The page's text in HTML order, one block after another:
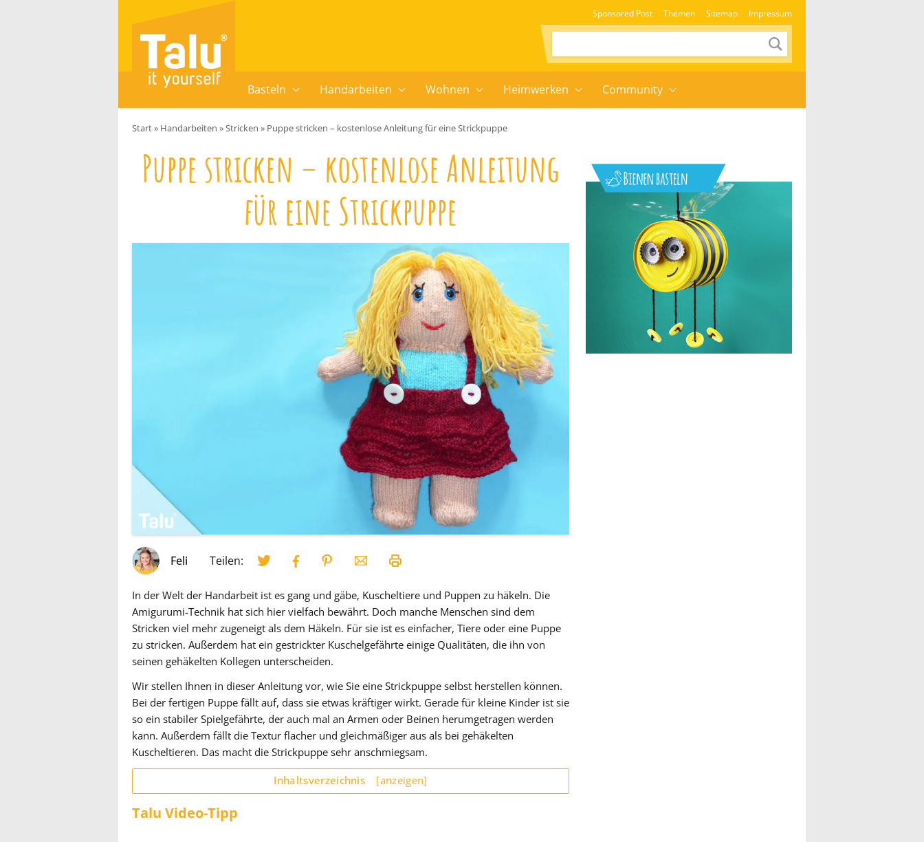
Sponsored Post Themen Sitemap Impressum
Basteln Handarbeiten Wohnen Heimwerken Community
Start» Handarbeiten »Stricken » Puppe stricken – kostenlose Anleitung für eine Strickpuppe
Puppe stricken – kostenlose Anleitung
für eine Strickpuppe
Feli Teilen:
In der Welt der Handarbeit ist es gang und gäbe, Kuscheltiere und Puppen zu häkeln. Die
Amigurumi-Technik hat sich hier vielfach bewährt. Doch manche Menschen sind dem
Stricken viel mehr zugeneigt als dem Häkeln. Für sie ist es einfacher, Tiere oder eine Puppe
zu stricken. Außerdem hat ein gestrickter Kuschelgefährte einige Qualitäten, die ihn von
seinen gehäkelten Kollegen unterscheiden.
Wir stellen Ihnen in dieser Anleitung vor, wie Sie eine Strickpuppe selbst herstellen können.
Bei der fertigen Puppe fällt auf, dass sie etwas kräftiger wirkt. Gerade für kleine Kinder ist sie
so ein stabiler Spielgefährte, der auch mal an Armen oder Beinen herumgetragen werden
kann. Außerdem fällt die Textur flacher und gleichmäßiger aus als bei gehäkelten
Kuscheltieren. Das macht die Strickpuppe sehr anschmiegsam.
Inhaltsverzeichnis [anzeigen]
Talu Video-Tipp